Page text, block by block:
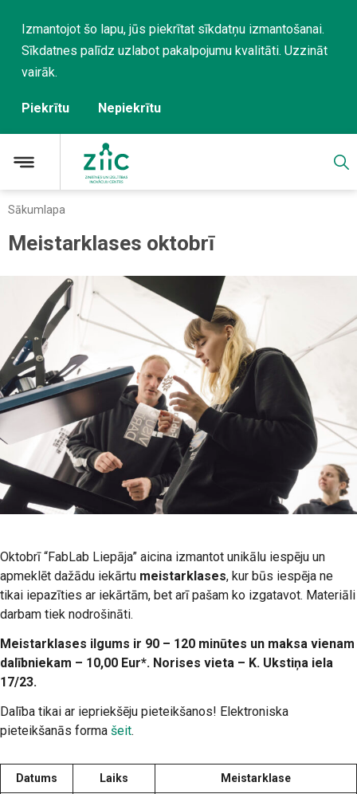
Izmantojot šo lapu, jūs piekrītat sīkdatņu izmantošanai.
Sīkdatnes palīdz uzlabot pakalpojumu kvalitāti. Uzzināt
vairāk.
Piekrītu Nepiekrītu
Sākumlapa
Meistarklases oktobrī
Oktobrī “FabLab Liepāja” aicina izmantot unikālu iespēju un
apmeklēt dažādu iekārtu meistarklases, kur būs iespēja ne
tikai iepazīties ar iekārtām, bet arī pašam ko izgatavot. Materiāli
darbam tiek nodrošināti.
Meistarklases ilgums ir 90 – 120 minūtes un maksa vienam
dalībniekam – 10,00 Eur*. Norises vieta – K. Ukstiņa iela
17/23.
Dalība tikai ar iepriekšēju pieteikšanos! Elektroniska
pieteikšanās forma šeit.
Datums Laiks Meistarklase